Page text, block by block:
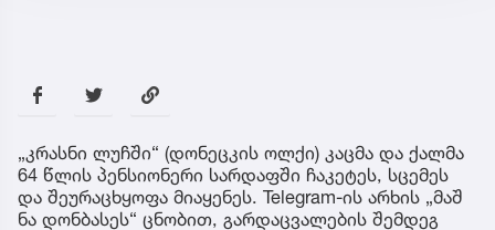
„კრასნი ლუჩში“ (დონეცკის ოლქი) კაცმა და ქალმა
64 წლის პენსიონერი სარდაფში ჩაკეტეს, სცემეს
და შეურაცხყოფა მიაყენეს. Telegram-ის არხის „მაშ
ნა დონბასეს“ ცნობით, გარდაცვალების შემდეგ